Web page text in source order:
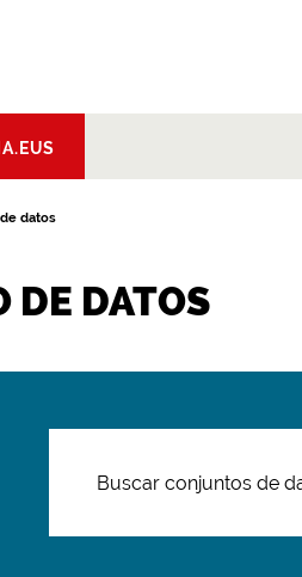
datos
DE DATOS